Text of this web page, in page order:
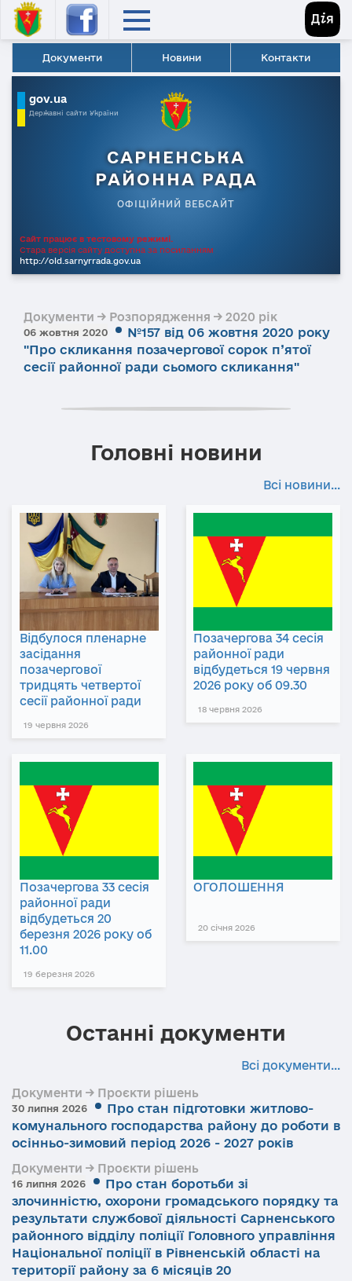
Документи Новини Контакти
gov.ua
Державні сайти України
САРНЕНСЬКА
РАЙОННА РАДА
ОФІЦІЙНИЙ ВЕБСАЙТ
Сайт працює в тестовому режимі.
Стара версія сайту доступна за посиланням
http://old.sarnyrrada.gov.ua
Документи → Розпорядження → 2020 рік
06 жовтня 2020
№157 від 06 жовтня 2020 року
"Про скликання позачергової сорок п’ятої
сесії районної ради сьомого скликання"
Головні новини
Всі новини...
Відбулося пленарне
засідання
позачергової
тридцять четвертої
сесії районної ради
19 червня 2026
Позачергова 34 сесія
районної ради
відбудеться 19 червня
2026 року об 09.30
18 червня 2026
Позачергова 33 сесія
районної ради
відбудеться 20
березня 2026 року об
11.00
19 березня 2026
ОГОЛОШЕННЯ
20 січня 2026
Останні документи
Всі документи...
Документи → Проєкти рішень
30 липня 2026
Про стан підготовки житлово-
комунального господарства району до роботи в
осінньо-зимовий період 2026 - 2027 років
Документи → Проєкти рішень
16 липня 2026
Про стан боротьби зі
злочинністю, охорони громадського порядку та
результати службової діяльності Сарненського
районного відділу поліції Головного управління
Національної поліції в Рівненській області на
території району за 6 місяців 20